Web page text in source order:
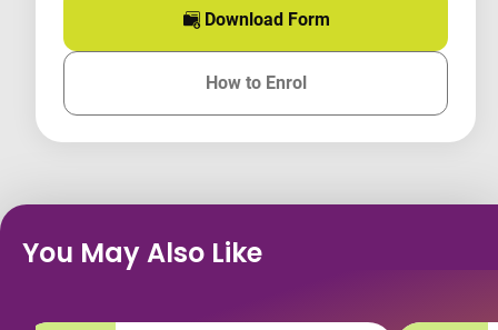
Download Form
How to Enrol
You May Also Like